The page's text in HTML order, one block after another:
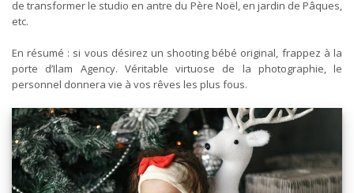
de transformer le studio en antre du Père Noël, en jardin de Pâques,
etc.
En résumé : si vous désirez un shooting bébé original, frappez à la
porte d’Ilam Agency. Véritable virtuose de la photographie, le
personnel donnera vie à vos rêves les plus fous.